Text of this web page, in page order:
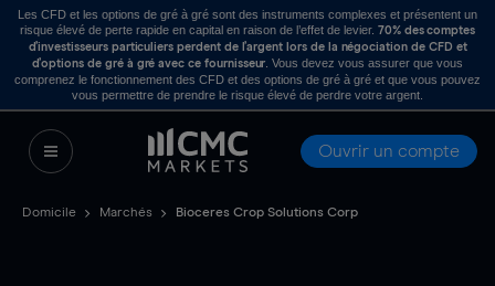
Les CFD et les options de gré à gré sont des instruments complexes et présentent un
risque élevé de perte rapide en capital en raison de l’effet de levier. 70% des comptes
d’investisseurs particuliers perdent de l’argent lors de la négociation de CFD et
d’options de gré à gré avec ce fournisseur . Vous devez vous assurer que vous
comprenez le fonctionnement des CFD et des options de gré à gré et que vous pouvez
vous permettre de prendre le risque élevé de perdre votre argent.
Ouvrir un compte
Domicile Marchés Bioceres Crop Solutions Corp